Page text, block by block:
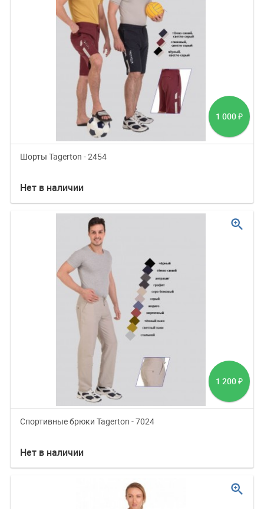
1 000 ₽
Шорты Tagerton - 2454
Нет в наличии
1 200 ₽
Спортивные брюки Tagerton - 7024
Нет в наличии
zoom_in
zoom_in